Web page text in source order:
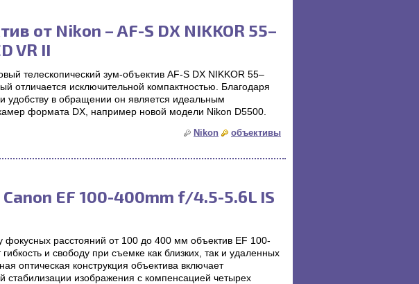
от Nikon – AF-S DX NIKKOR 55–
VR II
телескопический зум-объектив AF-S DX NIKKOR 55–
отличается исключительной компактностью. Благодаря
удобству в обращении он является идеальным
формата DX, например новой модели Nikon D5500.
Nikon объективы
EF 100-400mm f/4.5-5.6L IS
фокусных расстояний от 100 до 400 мм объектив EF 100-
и свободу при съемке как близких, так и удаленных
оптическая конструкция объектива включает
стабилизации изображения с компенсацией четырех